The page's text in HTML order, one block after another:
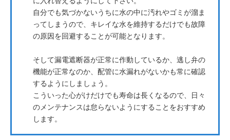
自分でも気づかないうちに水の中に汚れやゴミが溜ま
ってしまうので、キレイな水を維持するだけでも故障
の原因を回避することが可能となります。
そして漏電遮断器が正常に作動しているか、逃し弁の
機能が正常なのか、配管に水漏れがないかも常に確認
するようにしましょう。
こういった心がけだけでも寿命は長くなるので、日々
のメンテナンスは怠らないようにすることをおすすめ
します。